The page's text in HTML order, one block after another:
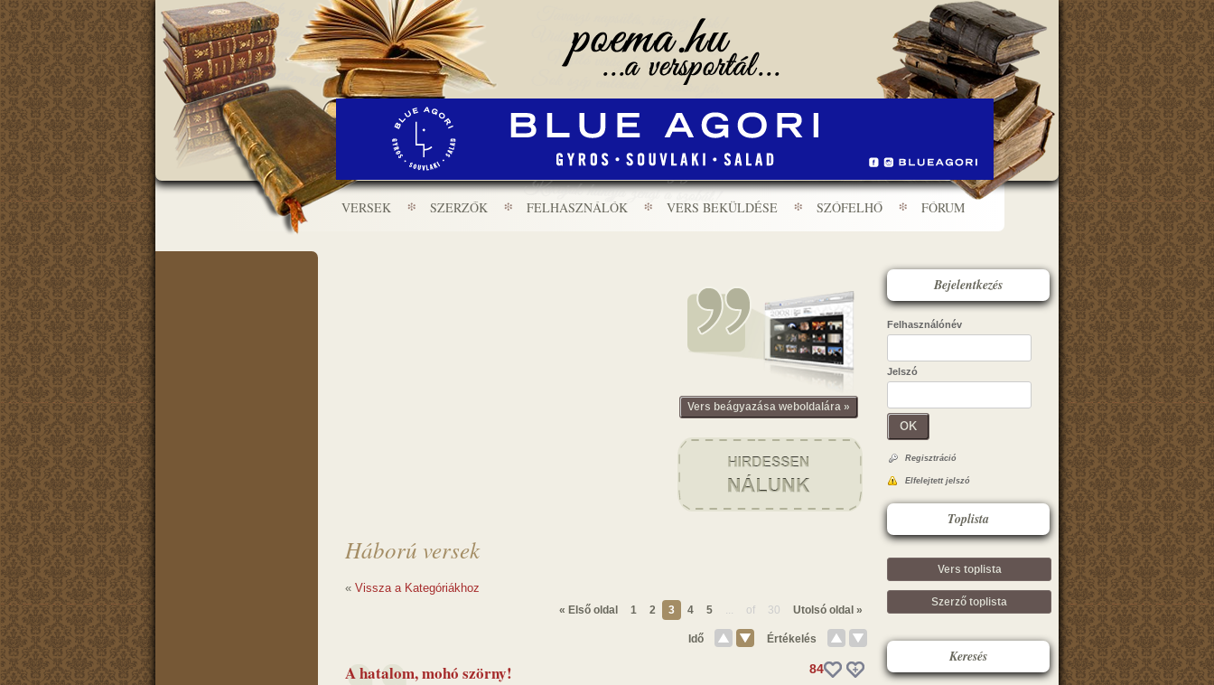
VERSEK SZERZŐK FELHASZNÁLÓK VERS BEKÜLDÉSE SZÓFELHŐ FÓRUM
Vers beágyazása weboldalára »
Háború versek
« Vissza a Kategóriákhoz
« Első oldal 1 2 3 4 5 ... of 30 Utolsó oldal »
Idő Értékelés
A hatalom, mohó szörny! 84
Bejelentkezés
Felhasználónév
Jelszó
OK
Regisztráció
Elfelejtett jelszó
Toplista
Vers toplista
Szerző toplista
Keresés